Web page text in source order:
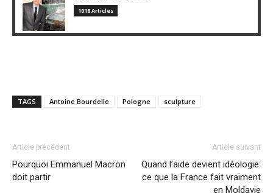
1018 Articles
TAGS Antoine Bourdelle Pologne sculpture
Article précédent
Pourquoi Emmanuel Macron
doit partir
Article suivant
Quand l’aide devient idéologie:
ce que la France fait vraiment
en Moldavie